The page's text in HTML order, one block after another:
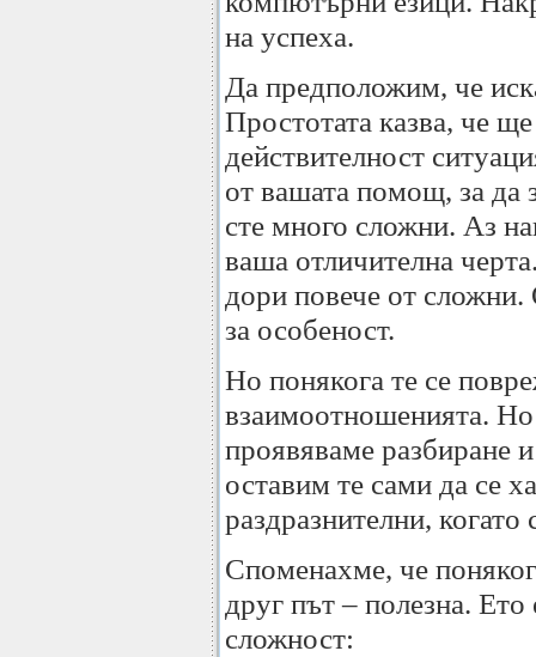
на успеха.
Да предположим, че
Простотата казва, че
действителност
от вашата помощ, за да
сте много сложни. Аз
ваша отличителна
дори повече от
за особеност.
Но понякога те се
взаимоотношенията.
проявяваме разбиране
оставим те сами да се
раздразнителни, когато
Споменахме, че
друг път – полезна.
сложност: